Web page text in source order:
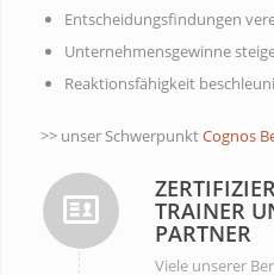
Entscheidungsfindungen
Unternehmensgewinne
Reaktionsfähigkeit
>> unser SchwerpunktCognos
TRAINER
PARTNER
Viele unserer